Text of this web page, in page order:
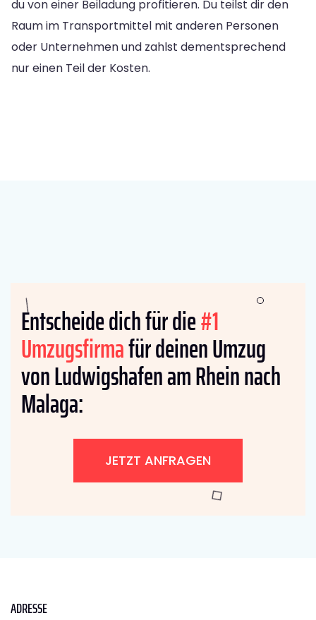
du von einer Beiladung profitieren. Du teilst dir den
Raum im Transportmittel mit anderen Personen
oder Unternehmen und zahlst dementsprechend
nur einen Teil der Kosten.
Entscheide dich für die#1
Umzugsfirmafür deinen Umzug
von Ludwigshafen am Rhein nach
Malaga:
JETZT ANFRAGEN
ADRESSE